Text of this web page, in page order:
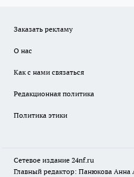
Заказать рекламу
О нас
Как с нами связаться
Редакционная политика
Политика этики
Сетевое издание 24nf.ru
Главный редактор: Панюкова Анна